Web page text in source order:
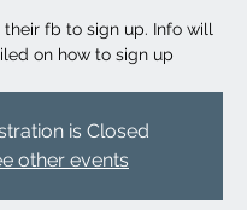
their fb to sign up. Info will
on how to sign up.
is Closed
other events